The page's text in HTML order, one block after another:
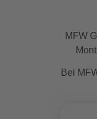
MFW
Bei